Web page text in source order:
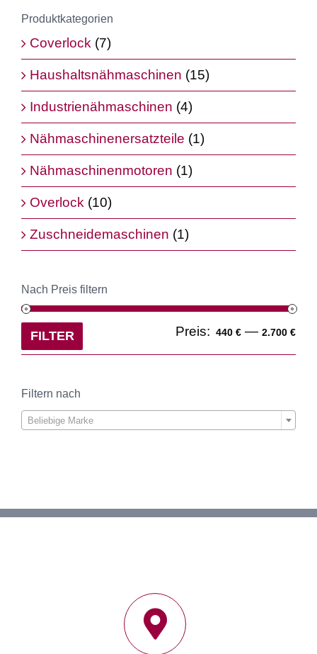
Produktkategorien
Coverlock (7)
Haushaltsnähmaschinen (15)
Industrienähmaschinen (4)
Nähmaschinenersatzteile (1)
Nähmaschinenmotoren (1)
Overlock (10)
Zuschneidemaschinen (1)
Nach Preis filtern
FILTER Preis: 440 € — 2.700 €
Filtern nach
Beliebige Marke